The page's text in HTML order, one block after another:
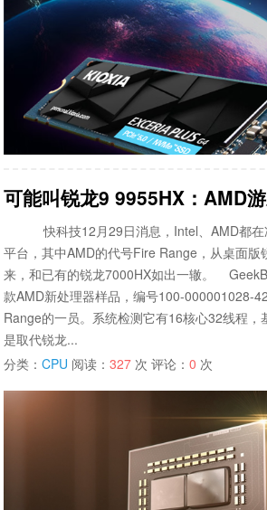
可能叫锐龙9 9955HX：AMD
快科技12月29日消息，Intel、AMD都
平台，其中AMD的代号Fire Range，从桌面版
来，和已有的锐龙7000HX如出一辙。
款AMD新处理器样品，编号100-000001028-
Range的一员。系统检测它有16核心32线程，
是取代锐龙...
分类：CPU 阅读：327 次 评论：0 次